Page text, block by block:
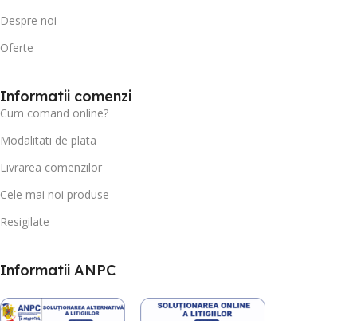
Despre noi
Oferte
Informatii comenzi
Cum comand online?
Modalitati de plata
Livrarea comenzilor
Cele mai noi produse
Resigilate
Informatii ANPC